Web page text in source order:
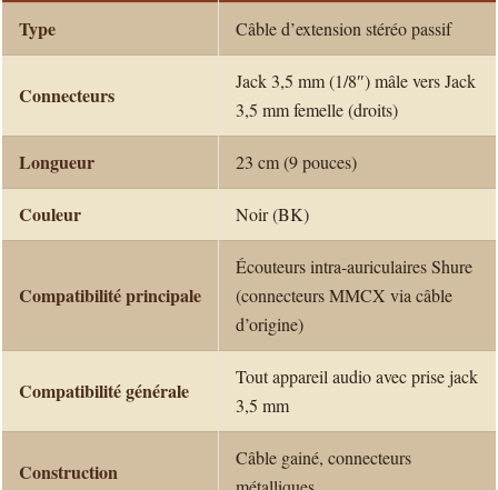
Type
Câble d’extension stéréo passif
Connecteurs
Jack 3,5 mm (1/8″) mâle vers Jack
3,5 mm femelle (droits)
Longueur 23 cm (9 pouces)
Couleur Noir (BK)
Compatibilité principale
Écouteurs intra-auriculaires Shure
(connecteurs MMCX via câble
d’origine)
Compatibilité générale
Tout appareil audio avec prise jack
3,5 mm
Construction
Câble gainé, connecteurs